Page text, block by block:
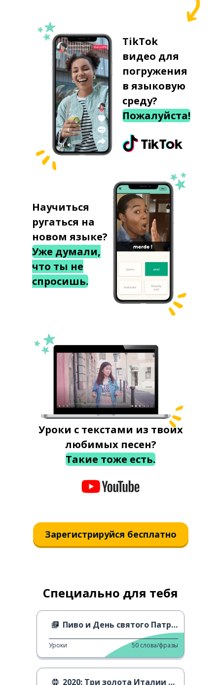
TikTok
видео для
погружения
в языковую
среду?
Пожалуйста!
Научиться
ругаться на
новом языке?
Уже думали,
что ты не
спросишь.
Уроки с текстами из твоих
любимых песен?
Такие тоже есть.
Зарегистрируйся бесплатно
Специально для тебя
Пиво и День святого Патрика
Уроки 50 слова/фразы
2020: Три золота Италии за день